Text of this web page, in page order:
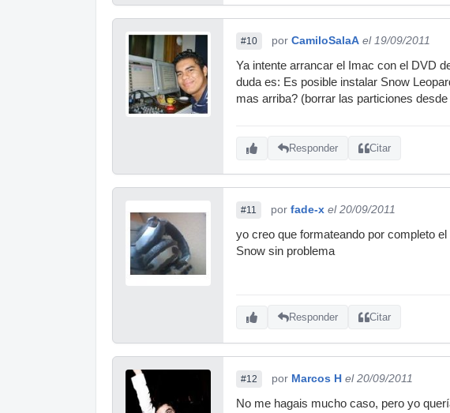
#10 por CamiloSalaA el 19/09/2011
Ya intente arrancar el Imac con el DVD
duda es: Es posible instalar Snow
mas arriba? (borrar las particiones
Responder Citar
#11 por fade-x el 20/09/2011
yo creo que formateando por completo
Snow sin problema
Responder Citar
#12 por Marcos H el 20/09/2011
No me hagais mucho caso, pero yo